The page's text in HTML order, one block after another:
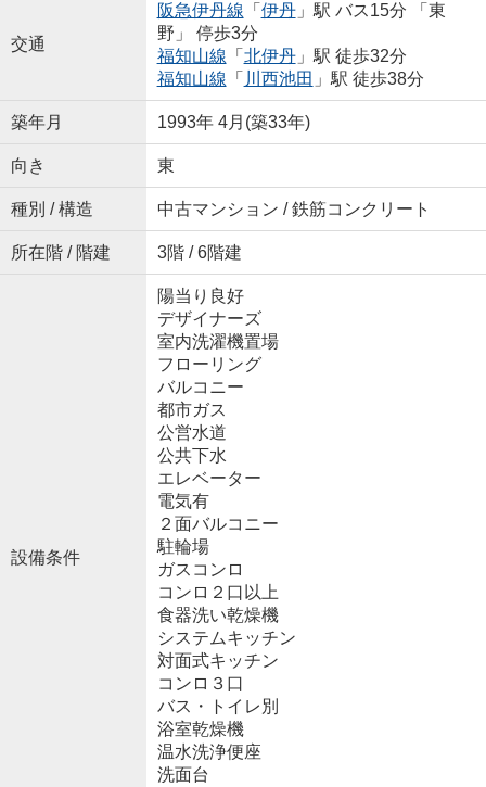
交通
阪急伊丹線 「 伊丹」駅 バス15分 「東
野」 停歩3分
福知山線 「 北伊丹」駅 徒歩32分
福知山線 「 川西池田 」駅 徒歩38分
築年月 1993年 4月(築33年)
向き 東
種別 / 構造 中古マンション / 鉄筋コンクリート
所在階 / 階建 3階 / 6階建
設備条件
陽当り良好
デザイナーズ
室内洗濯機置場
フローリング
バルコニー
都市ガス
公営水道
公共下水
エレベーター
電気有
２面バルコニー
駐輪場
ガスコンロ
コンロ２口以上
食器洗い乾燥機
システムキッチン
対面式キッチン
コンロ３口
バス・トイレ別
浴室乾燥機
温水洗浄便座
洗面台